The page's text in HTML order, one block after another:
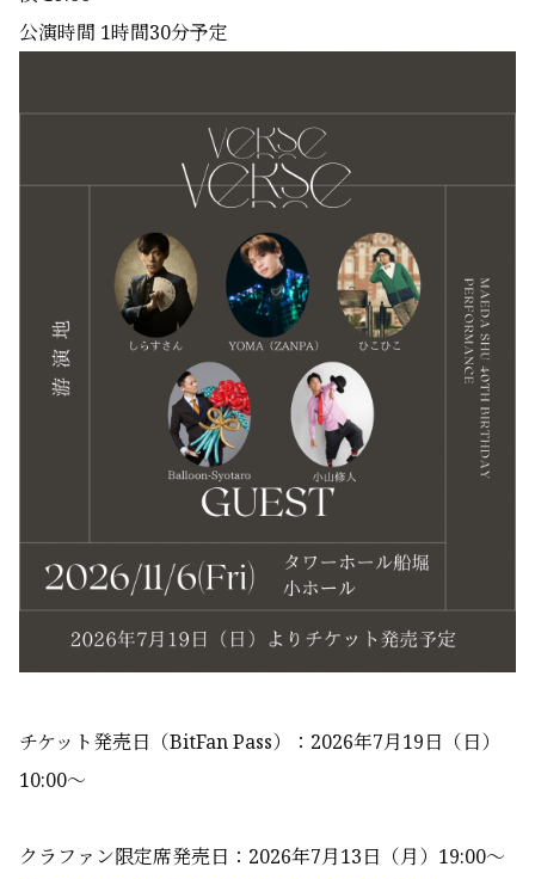
公演時間 1時間30分予定
チケット発売日（BitFan Pass）：2026年7月19日（日）
10:00～
クラファン限定席発売日：2026年7月13日（月）19:00〜